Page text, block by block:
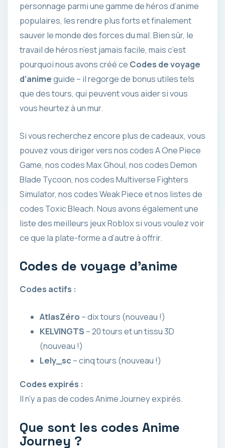
personnage parmi une gamme de héros d’anime
populaires, les rendre plus forts et finalement
sauver le monde des forces du mal. Bien sûr, le
travail de héros n’est jamais facile, mais c’est
pourquoi nous avons créé ce Codes de voyage
d’animeguide – il regorge de bonus utiles tels
que des tours, qui peuvent vous aider si vous
vous heurtez à un mur.
Si vous recherchez encore plus de cadeaux, vous
pouvez vous diriger vers nos codes A One Piece
Game, nos codes Max Ghoul, nos codes Demon
Blade Tycoon, nos codes Multiverse Fighters
Simulator, nos codes Weak Piece et nos listes de
codes Toxic Bleach. Nous avons également une
liste des meilleurs jeux Roblox si vous voulez voir
ce que la plate-forme a d’autre à offrir.
Codes de voyage d’anime
Codes actifs :
AtlasZéro – dix tours (nouveau !)
KELVINGTS – 20 tours et un tissu 3D
(nouveau !)
Lely_sc – cinq tours (nouveau !)
Codes expirés :
Il n’y a pas de codes Anime Journey expirés.
Que sont les codes Anime
Journey ?